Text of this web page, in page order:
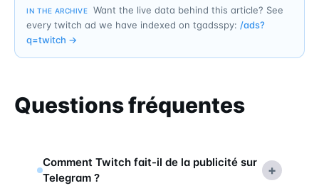
IN THE ARCHIVE
Want the live data behind this article? See
every twitch ad we have indexed on tgadsspy: /ads?
q=twitch →
Questions fréquentes
Comment Twitch fait-il de la publicité sur
Telegram ?
+